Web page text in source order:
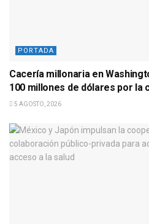
PORTADA
Cacería millonaria en
100 millones de dólares por la
5 AGOSTO, 2026